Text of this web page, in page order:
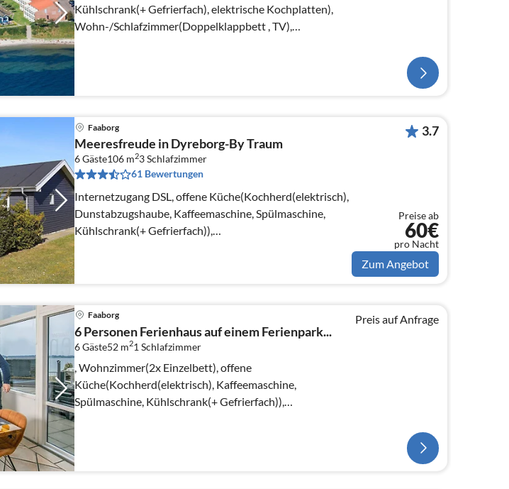
Kühlschrank(+ Gefrierfach), elektrische Kochplatten),
Wohn-/Schlafzimmer(Doppelklappbett , TV),
Schlafzimmer(2x Einzelbett)
Faaborg
Meeresfreude in Dyreborg-By Traum
6 Gäste106 m23Schlafzimmer
61 Bewertungen
Internetzugang DSL, offene Küche(Kochherd(elektrisch),
Dunstabzugshaube, Kaffeemaschine, Spülmaschine,
Kühlschrank(+ Gefrierfach)),
Wohn-/Schlafzimmer(TV(dänische Fernsehsender)
3.7
Preise ab
60€
pro Nacht
Zum Angebot
Faaborg
6 Personen Ferienhaus auf einem Ferienpark...
6 Gäste52 m21 Schlafzimmer
, Wohnzimmer(2x Einzelbett), offene
Küche(Kochherd(elektrisch), Kaffeemaschine,
Spülmaschine, Kühlschrank(+ Gefrierfach)),
Wohn-/Schlafzimmer(Doppelklappbett , TV)
Preis auf Anfrage